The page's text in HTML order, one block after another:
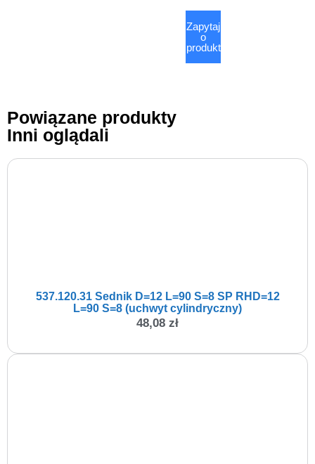
Zapytaj
o
produkt
Powiązane produkty
Inni oglądali
537.120.31 Sednik D=12 L=90 S=8 SP RHD=12
L=90 S=8 (uchwyt cylindryczny)
48,08 zł